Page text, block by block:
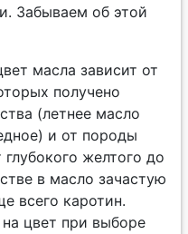
Забываем об этой
масла зависит от
получено
(летнее масло
и от породы
желтого до
в масло зачастую
всего каротин.
цвет при выборе